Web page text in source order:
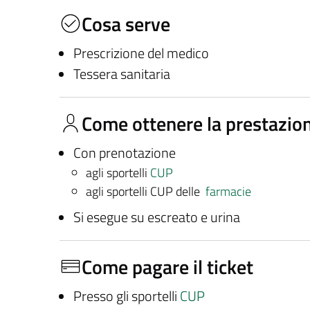
Cosa serve
Prescrizione del medico
Tessera sanitaria
Come ottenere la
Con prenotazione
agli sportelli CUP
agli sportelli CUP delle farmacie
Si esegue su escreato e urina
Come pagare il ticket
Presso gli sportelli CUP